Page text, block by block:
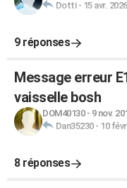
Dotti- 15 avr.
9 réponses
Message erreur
vaisselle bosh
DOM40130- 9 nov.
Dan35230- 10
8 réponses